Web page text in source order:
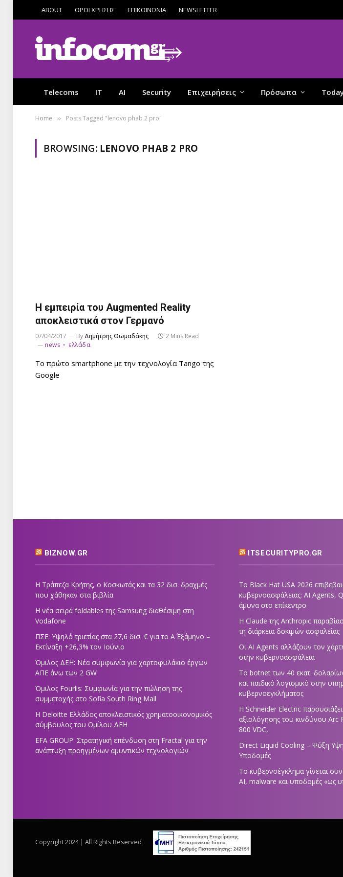
ABOUT ΟΡΟΙ ΧΡΗΣΗΣ ΕΠΙΚΟΙΝΩΝΙΑ NEWSLETTER
Telecoms IT AI Security Επιχειρήσεις Πρόσωπα
Home » Posts Tagged "lenovo phab 2 pro"
BROWSING: LENOVO PHAB 2 PRO
Η εμπειρία του Augmented Reality
αποκλειστικά στον Γερμανό
07/04/2017 By Δημήτρης Θωμαδάκης
2 Mins Read
news
ελλάδα
Το πρώτο smartphone με την τεχνολογία Tango της
Google
BIZNOW.GR
Η Τράπεζα Κρήτης, ο Κοσκωτάς και τα 32 δισ. δραχμές
που χάθηκαν στα βιβλία
Η νέα σειρά foldables της Samsung διαθέσιμη στη
Vodafone
ΠΣΕ: Υψηλό τριετίας στα 27,6 δισ. € για το Α΄ Εξάμηνο –
Εκτίναξη +26,3% τον Ιούνιο
Όμιλος ΔΕΗ: Νέα συμφωνία για χαρτοφυλάκιο έργων
ΑΠΕ άνω των 2 GW
Όμιλος Fourlis: Συμφωνία για την πώληση της
συμμετοχής στο Sofia South Ring Mall
Η Deloitte Ελλάδος αποκλειστικός χρηματοοικονομικός
σύμβουλος του Ομίλου ΔΕΗ
EFA GROUP: Στρατηγική επένδυση στη Fractal για την
ανάπτυξη προηγμένων αμυντικών τεχνολογιών
ITSECURITYPRO.GR
Το Black Hat USA 2026
κυβερνοασφάλειας: AI Agents,
άμυνα στο επίκεντρο
Η Claude της Anthropic
τη διάρκεια δοκιμών ασφαλείας
Οι AI Agents αλλάζουν τον
στην κυβερνοασφάλεια
Το botnet των 40 εκατ.
και παιδικό λογισμικό στην
κυβερνοεγκλήματος
Η Schneider Electric
αξιολόγησης του κινδύνου Arc
800 VDC,
Direct Liquid Cooling – Ψύξη
Υποδομές
Το κυβερνοέγκλημα γίνεται
AI, malware και υποδομές «ως
Copyright 2024 | All Rights Reserved